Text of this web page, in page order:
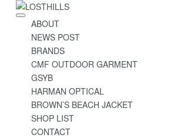
ABOUT
NEWS POST
BRANDS
CMF OUTDOOR GARMENT
GSYB
HARMAN OPTICAL
BROWN’S BEACH JACKET
SHOP LIST
CONTACT